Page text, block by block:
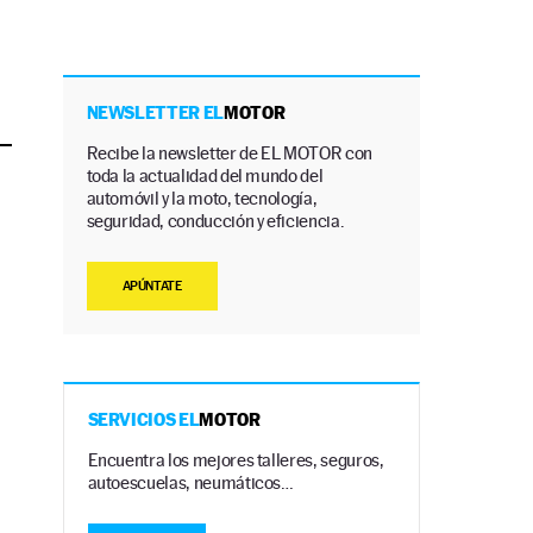
NEWSLETTER ELMOTOR
Recibe la newsletter de EL MOTOR con
toda la actualidad del mundo del
automóvil y la moto, tecnología,
seguridad, conducción y eficiencia.
APÚNTATE
SERVICIOS ELMOTOR
Encuentra los mejores talleres, seguros,
autoescuelas, neumáticos…